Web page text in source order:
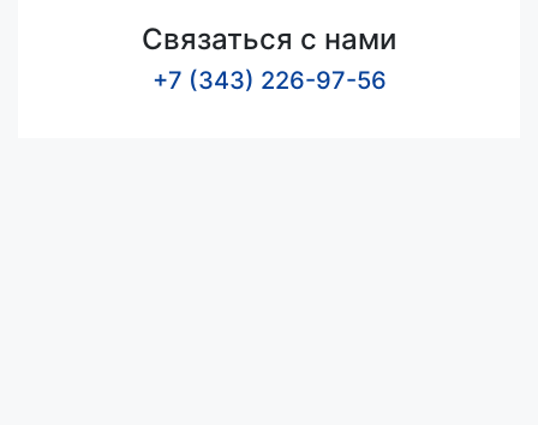
Связаться с нами
+7 (343) 226-97-56